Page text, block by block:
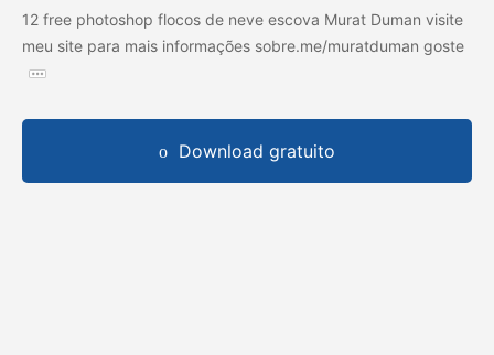
12 free photoshop flocos de neve escova Murat Duman visite
meu site para mais informações sobre.me/muratduman goste
Download gratuito